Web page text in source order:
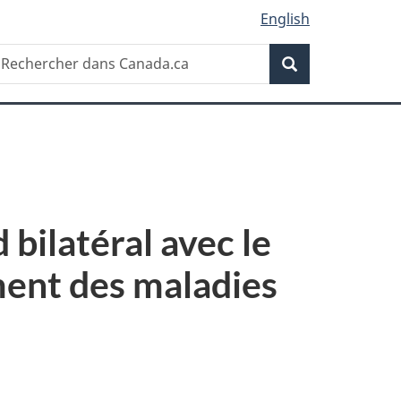
English
Recherche
bilatéral avec le
des maladies